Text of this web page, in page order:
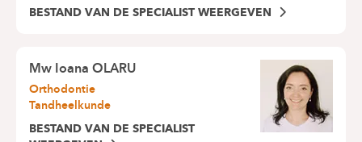
BESTAND VAN DE SPECIALIST WEERGEVEN
MwIoana OLARU
Orthodontie
Tandheelkunde
BESTAND VAN DE SPECIALIST